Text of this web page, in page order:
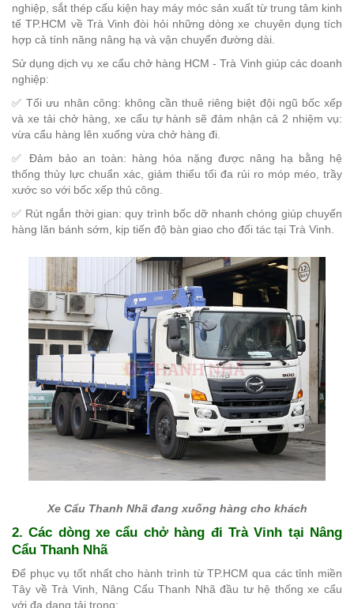
nghiệp, sắt thép cấu kiện hay máy móc sản xuất từ trung tâm kinh
tế TP.HCM về Trà Vinh đòi hỏi những dòng xe chuyên dụng tích
hợp cả tính năng nâng hạ và vận chuyển đường dài.
Sử dụng dịch vụ xe cẩu chở hàng HCM - Trà Vinh giúp các doanh
nghiệp:
✅ Tối ưu nhân công: không cần thuê riêng biệt đội ngũ bốc xếp
và xe tải chở hàng, xe cẩu tự hành sẽ đảm nhận cả 2 nhiệm vụ:
vừa cẩu hàng lên xuống vừa chở hàng đi.
✅ Đảm bảo an toàn: hàng hóa nặng được nâng hạ bằng hệ
thống thủy lực chuẩn xác, giảm thiểu tối đa rủi ro móp méo, trầy
xước so với bốc xếp thủ công.
✅ Rút ngắn thời gian: quy trình bốc dỡ nhanh chóng giúp chuyến
hàng lăn bánh sớm, kịp tiến độ bàn giao cho đối tác tại Trà Vinh.
Xe Cẩu Thanh Nhã đang xuống hàng cho khách
2. Các dòng xe cẩu chở hàng đi Trà Vinh tại Nâng
Cẩu Thanh Nhã
Để phục vụ tốt nhất cho hành trình từ TP.HCM qua các tỉnh miền
Tây về Trà Vinh, Nâng Cẩu Thanh Nhã đầu tư hệ thống xe cẩu
với đa dạng tải trọng: